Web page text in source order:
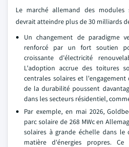
Le marché allemand des modules
devrait atteindre plus de 30 milliards
Un changement de paradigme
renforcé par un fort soutien
croissante d'électricité
L'adoption accrue des toitures
centrales solaires et l'engagement
de la durabilité poussent
dans les secteurs résidentiel,
Par exemple, en mai 2026,
parc solaire de 268 MWc en
solaires à grande échelle dans le
matière d'énergies propres.